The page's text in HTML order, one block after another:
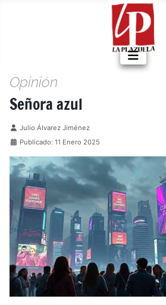
Opinión
Señora azul
Detalles
Julio Álvarez Jiménez
Publicado: 11 Enero 2025